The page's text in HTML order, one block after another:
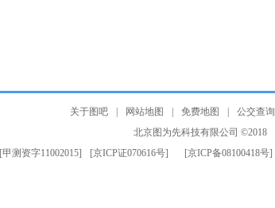
关于图吧 网站地图 免费地图 公交查询
北京图为先科技有限公司 ©2018
[甲测资字11002015]
[京ICP证070616号] [京ICP备08100418号]